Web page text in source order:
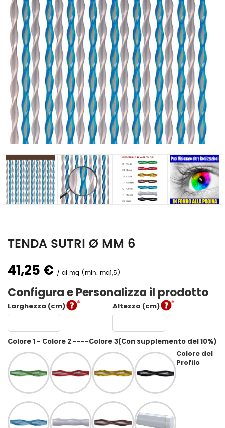
TENDA SUTRI Ø MM 6
41,25 € al mq (min. mq1,5)
Configura e Personalizza il prodotto
Larghezza (cm) Altezza (cm)
Colore 1 - Colore 2 ----Colore 3(Con supplemento del 10%)
Colore del
Profilo